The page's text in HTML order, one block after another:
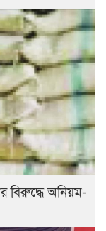
বিরুদ্ধে অনিয়ম-